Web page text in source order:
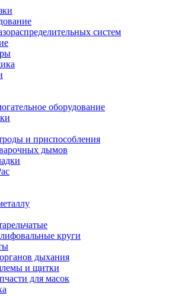
систем
оборудование
и приспособления
дымов
круги
дыхания
и щитки
для масок